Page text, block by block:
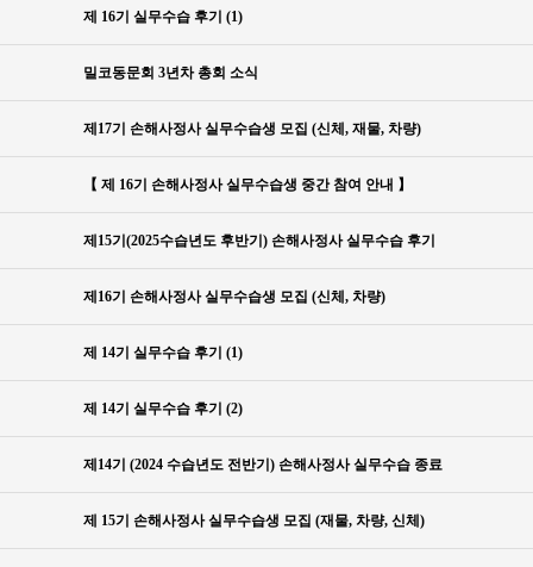
제 16기 실무수습 후기 (1)
밀코동문회 3년차 총회 소식
제17기 손해사정사 실무수습생 모집 (신체, 재물, 차량)
【 제 16기 손해사정사 실무수습생 중간 참여 안내 】
제15기(2025수습년도 후반기) 손해사정사 실무수습 후기
제16기 손해사정사 실무수습생 모집 (신체, 차량)
제 14기 실무수습 후기 (1)
제 14기 실무수습 후기 (2)
제14기 (2024 수습년도 전반기) 손해사정사 실무수습 종료
제 15기 손해사정사 실무수습생 모집 (재물, 차량, 신체)